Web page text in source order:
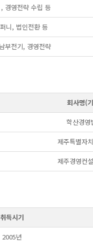
경영전략 수립 등
니, 법인전환 등
부전기, 경영전략
회사명(
학산경영
제주특별자
제주경영컨
취득시기
2005년